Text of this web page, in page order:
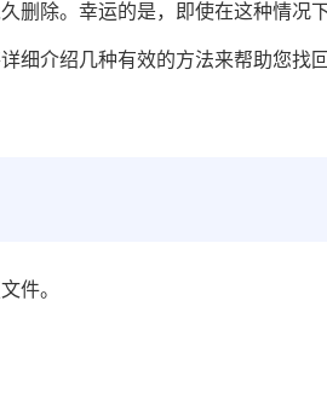
删除。幸运的是，即使在这种情况
细介绍几种有效的方法来帮助您找
件。